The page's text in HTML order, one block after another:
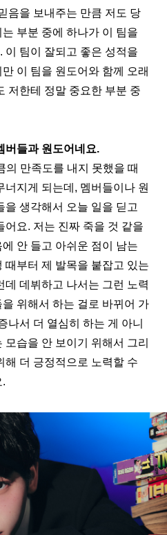
음을 보내주는 만큼 저도 당
부분 중에 하나가 이 팀을
이 팀이 잘되고 좋은 성적을
이 팀을 원도어와 함께 오래
저한테 정말 중요한 부분 중
버들과 원도어네요.
의 만족도를 내지 못했을 때
지게 되는데, 멤버들이나 원
을 생각해서 오늘 일을 딛고
어요. 저는 진짜 죽을 것 같을
안 들고 아쉬운 점이 남는
때부터 제 발목을 붙잡고 있는
데 데뷔하고 나서는 그런 노력
위해서 하는 걸로 바뀌어 가
나서 더 열심히 하는 게 아니
습을 안 보이기 위해서 그리
해 더 긍정적으로 노력할 수
.